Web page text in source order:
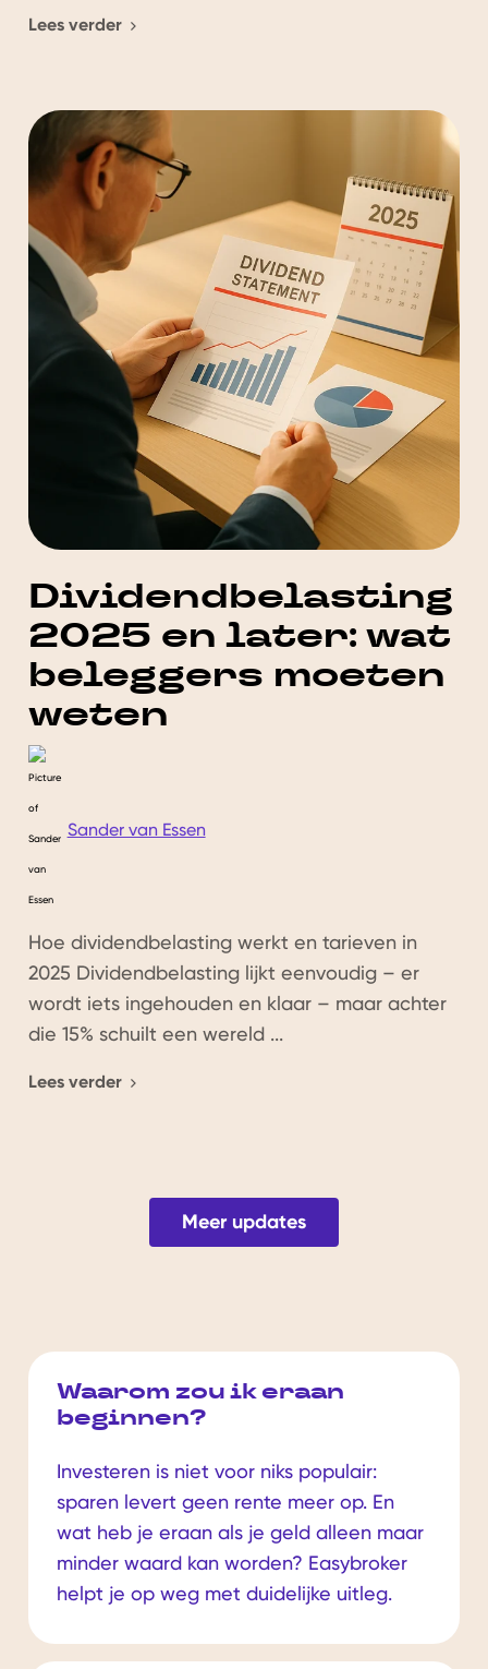
Lees verder
Dividendbelasting
2025 en later: wat
beleggers moeten
weten
Sander van Essen
Hoe dividendbelasting werkt en tarieven in
2025 Dividendbelasting lijkt eenvoudig – er
wordt iets ingehouden en klaar – maar achter
die 15% schuilt een wereld ...
Lees verder
Meer updates
Waarom zou ik eraan
beginnen?
Investeren is niet voor niks populair:
sparen levert geen rente meer op. En
wat heb je eraan als je geld alleen maar
minder waard kan worden? Easybroker
helpt je op weg met duidelijke uitleg.